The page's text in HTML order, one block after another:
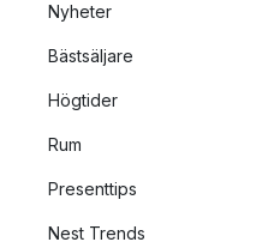
Nyheter
Bästsäljare
Högtider
Rum
Presenttips
Nest Trends